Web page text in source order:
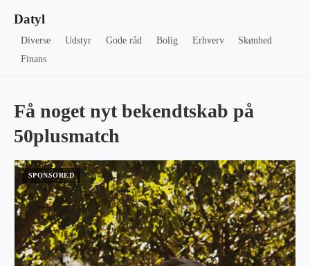
Datyl
Diverse Udstyr Gode råd Bolig Erhverv
Skønhed
Finans
Få noget nyt bekendtskab på
50plusmatch